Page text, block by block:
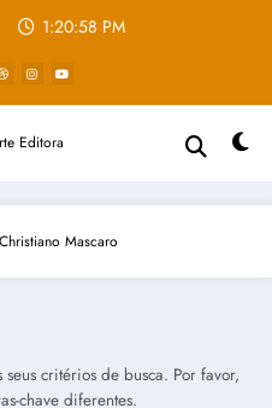
1:20:58 PM
Christiano Mascaro
critérios de busca. Por favor,
chave diferentes.